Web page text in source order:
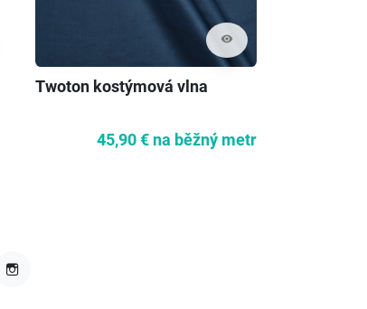
visibility
Twoton kostýmová vlna
45,90 € na běžný metr